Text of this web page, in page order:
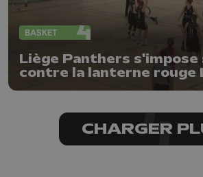
BASKET
Liège Panthers s'impose
contre la lanterne rouge
CHARGER